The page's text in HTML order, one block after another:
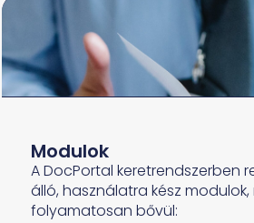
Modulok
A DocPortal keretrendszerben
álló, használatra kész modulok,
folyamatosan bővül: